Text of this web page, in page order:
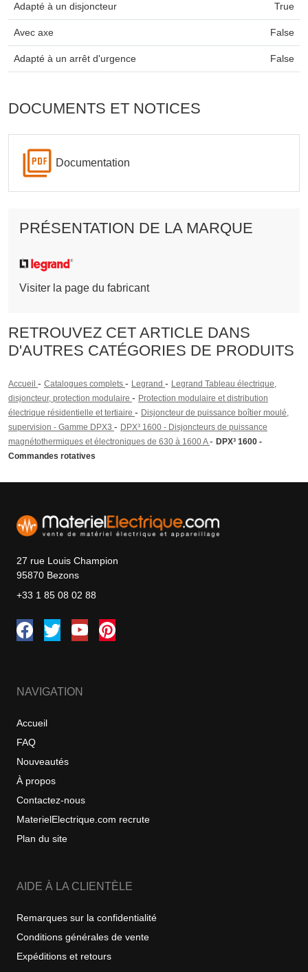
Adapté à un disjoncteur True
Avec axe False
Adapté à un arrêt d'urgence False
DOCUMENTS ET NOTICES
Documentation
PRÉSENTATION DE LA MARQUE
Visiter la page du fabricant
RETROUVEZ CET ARTICLE DANS
D'AUTRES CATÉGORIES DE PRODUITS
Accueil - Catalogues complets - Legrand - Legrand Tableau électrique,
disjoncteur, protection modulaire - Protection modulaire et distribution
électrique résidentielle et tertiaire - Disjoncteur de puissance boîtier moulé,
supervision - Gamme DPX3 - DPX³ 1600 - Disjoncteurs de puissance
magnétothermiques et électroniques de 630 à 1600 A- DPX³ 1600 -
Commandes rotatives
27 rue Louis Champion
95870 Bezons
+33 1 85 08 02 88
NAVIGATION
Accueil
FAQ
Nouveautés
À propos
Contactez-nous
MaterielElectrique.com recrute
Plan du site
AIDE À LA CLIENTÈLE
Remarques sur la confidentialité
Conditions générales de vente
Expéditions et retours